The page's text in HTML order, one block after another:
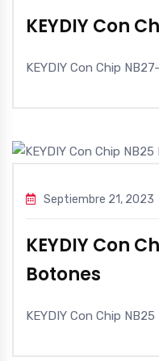
KEYDIY Con
KEYDIY Con Chip
Septiembre 21, 2023
KEYDIY Con
Botones
KEYDIY Con Chip